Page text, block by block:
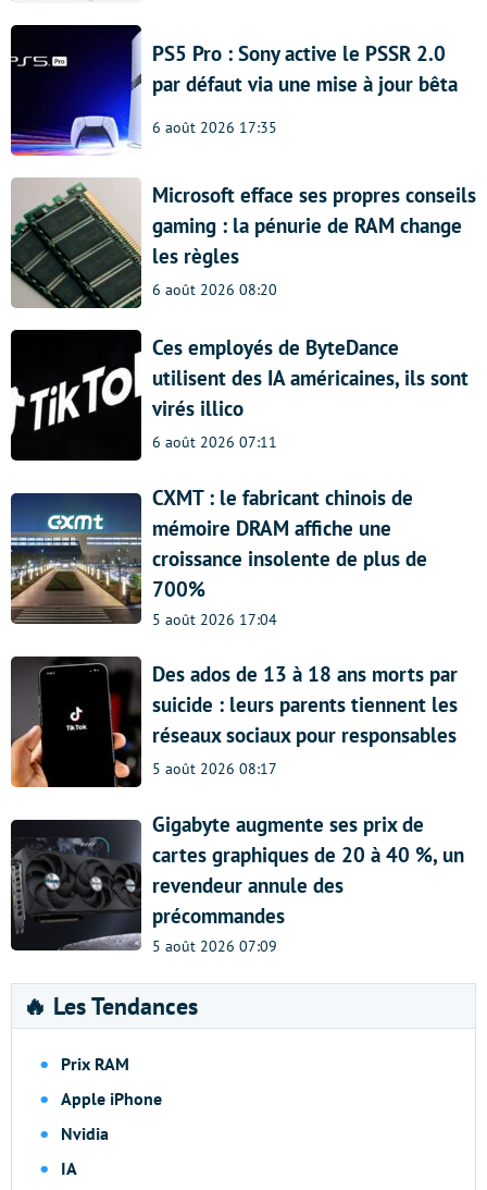
PS5 Pro : Sony active le PSSR 2.0
par défaut via une mise à jour bêta
6 août 2026 17:35
Microsoft efface ses propres conseils
gaming : la pénurie de RAM change
les règles
6 août 2026 08:20
Ces employés de ByteDance
utilisent des IA américaines, ils sont
virés illico
6 août 2026 07:11
CXMT : le fabricant chinois de
mémoire DRAM affiche une
croissance insolente de plus de
700%
5 août 2026 17:04
Des ados de 13 à 18 ans morts par
suicide : leurs parents tiennent les
réseaux sociaux pour responsables
5 août 2026 08:17
Gigabyte augmente ses prix de
cartes graphiques de 20 à 40 %, un
revendeur annule des
précommandes
5 août 2026 07:09
🔥 Les Tendances
Prix RAM
Apple iPhone
Nvidia
IA